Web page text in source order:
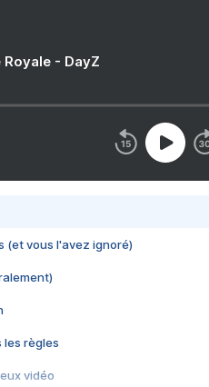
- DayZ
(et vous l'avez ignoré)
les règles
vidéo